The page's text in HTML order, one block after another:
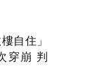
自住」
穿崩 判